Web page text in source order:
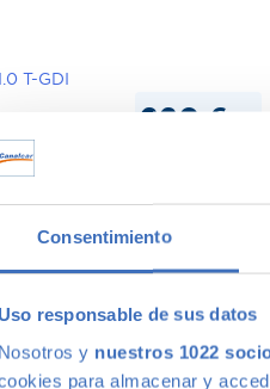
Consentimiento
Uso responsable de sus datos
Nosotros y nuestros 1022
para almacenar y
220 €